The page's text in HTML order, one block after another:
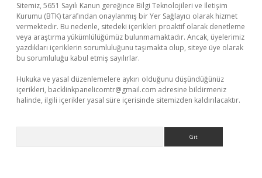
Sitemiz, 5651 Sayılı Kanun gereğince Bilgi Teknolojileri ve İletişim
Kurumu (BTK) tarafından onaylanmış bir Yer Sağlayıcı olarak hizmet
vermektedir. Bu nedenle, sitedeki içerikleri proaktif olarak denetleme
veya araştırma yükümlülüğümüz bulunmamaktadır. Ancak, üyelerimiz
yazdıkları içeriklerin sorumluluğunu taşımakta olup, siteye üye olarak
bu sorumluluğu kabul etmiş sayılırlar.
Hukuka ve yasal düzenlemelere aykırı olduğunu düşündüğünüz
içerikleri, backlinkpanelicomtr@gmail.com adresine bildirmeniz
halinde, ilgili içerikler yasal süre içerisinde sitemizden kaldırılacaktır.